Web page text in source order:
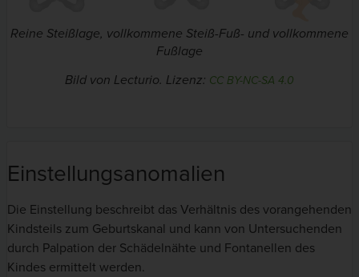
Reine Steißlage, vollkommene Steiß-Fuß- und vollkommene
Fußlage
Bild von Lecturio. Lizenz: CC BY-NC-SA 4.0
Einstellungsanomalien
Die Einstellung beschreibt das Verhältnis des vorangehenden
Kindsteils zum Geburtskanal und kann von Untersuchenden
durch Palpation der Schädelnähte und Fontanellen des
Kindes ermittelt werden.